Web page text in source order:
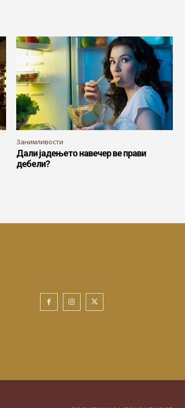
Занимливости
Дали јадењето навечер ве прави
дебели?